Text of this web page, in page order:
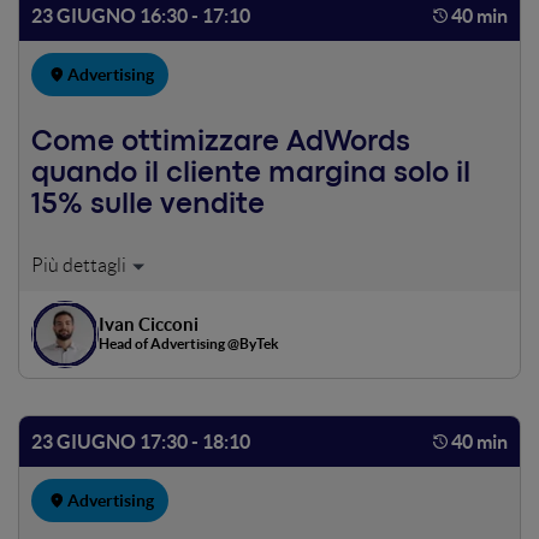
23 GIUGNO 16:30 - 17:10 40 min
Advertising
Come ottimizzare AdWords
quando il cliente margina solo il
15% sulle vendite
Ottimizzare le vendite di un cliente che margina solo il
se devi fargli investire altri soldi in advertising. Consigli
pratici per ciò che riguarda la Rete Search e Google
Shopping.
Ivan Cicconi
Head of Advertising @ByTek
23 GIUGNO 17:30 - 18:10 40 min
Advertising